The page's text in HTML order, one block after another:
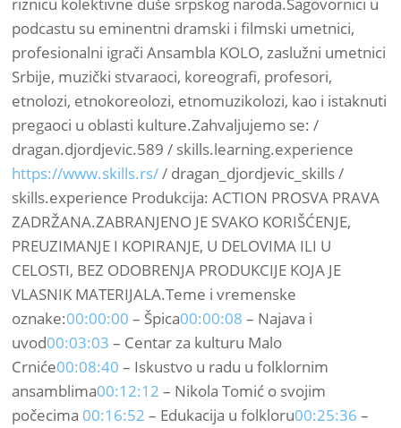
riznicu kolektivne duše srpskog naroda.Sagovornici u
podcastu su eminentni dramski i filmski umetnici,
profesionalni igrači Ansambla KOLO, zaslužni umetnici
Srbije, muzički stvaraoci, koreografi, profesori,
etnolozi, etnokoreolozi, etnomuzikolozi, kao i istaknuti
pregaoci u oblasti kulture.Zahvaljujemo se: /
dragan.djordjevic.589 / skills.learning.experience
https://www.skills.rs// dragan_djordjevic_skills /
skills.experience Produkcija: ACTION PROSVA PRAVA
ZADRŽANA.ZABRANJENO JE SVAKO KORIŠĆENJE,
PREUZIMANJE I KOPIRANJE, U DELOVIMA ILI U
CELOSTI, BEZ ODOBRENJA PRODUKCIJE KOJA JE
VLASNIK MATERIJALA.Teme i vremenske
oznake:00:00:00 – Špica00:00:08 – Najava i
uvod00:03:03 – Centar za kulturu Malo
Crniće00:08:40 – Iskustvo u radu u folklornim
ansamblima00:12:12 – Nikola Tomić o svojim
počecima 00:16:52 – Edukacija u folkloru00:25:36 –